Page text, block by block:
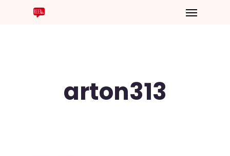
arton313